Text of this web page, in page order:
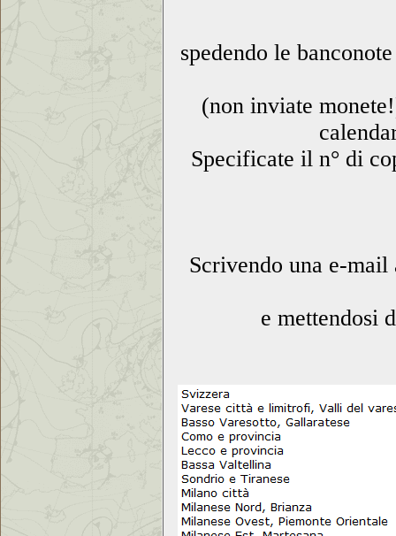
spedendo le
(non inviate
Specificate il n° di
Scrivendo una e-
e mettendosi